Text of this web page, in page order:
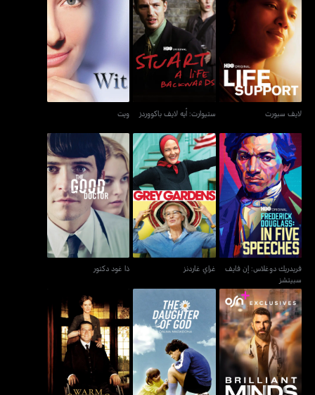
لايف سبورت
لايف سبورت
ستيوارت: أيه لايف باكووردز
ستيوارت: أيه لايف باكووردز
ويت
ويت
فريدريك دوغلاس: إن فايف
سبيتشز
فريدريك دوغلاس: إن فايف
سبيتشز
غراي غاردنز
غراي غاردنز
ذا غود دكتور
ذا غود دكتور
بريليانت مايندز
ذا دوتر أوف غود: دلما
مارادونا
وورم سبرينغز